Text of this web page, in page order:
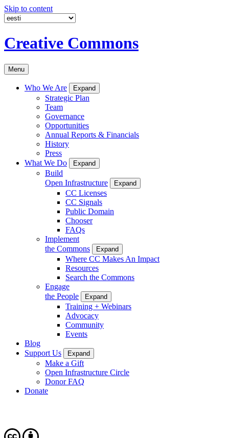
Skip to content
Creative Commons
Menu
Who We Are Expand
Strategic Plan
Team
Governance
Opportunities
Annual Reports & Financials
History
Press
What We Do
Expand
Build
Open Infrastructure
Expand
CC Licenses
CC Signals
Public Domain
Chooser
FAQs
Implement
the Commons
Expand
Where CC Makes An Impact
Resources
Search the Commons
Engage
the People
Expand
Training + Webinars
Advocacy
Community
Events
Blog
Support Us
Expand
Make a Gift
Open Infrastructure Circle
Donor FAQ
Donate